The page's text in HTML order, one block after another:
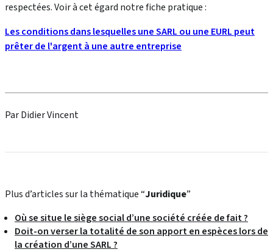
respectées. Voir à cet égard notre fiche pratique :
Les conditions dans lesquelles une SARL ou une EURL peut
prêter de l'argent à une autre entreprise
Par Didier Vincent
Plus d’articles sur la thématique “Juridique”
Où se situe le siège social d’une société créée de fait ?
Doit-on verser la totalité de son apport en espèces lors de
la création d’une SARL ?